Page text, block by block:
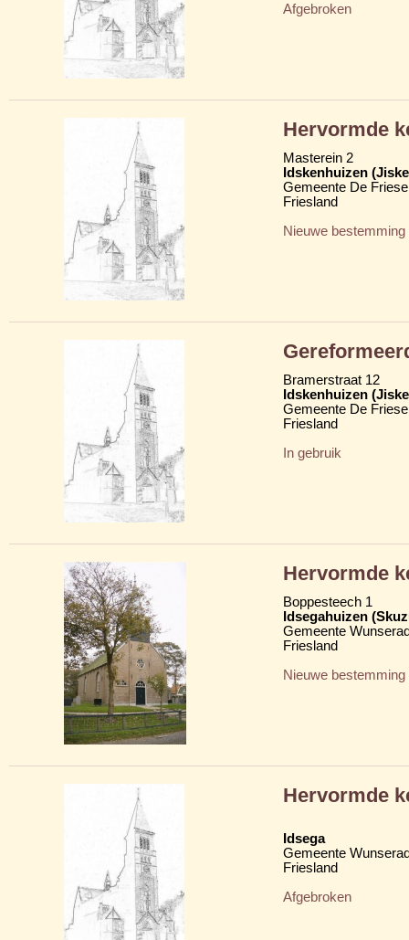
Afgebroken
Hervormde
Masterein 2
Idskenhuizen
Gemeente De
Friesland
Nieuwe bestemming
Bramerstraat 12
Idskenhuizen
Gemeente De
Friesland
In gebruik
Hervormde
Boppesteech 1
Idsegahuizen
Gemeente
Friesland
Nieuwe bestemming
Hervormde
Idsega
Gemeente
Friesland
Afgebroken